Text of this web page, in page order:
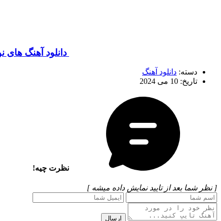
دانلود آهنگ های
دسته: دانلود آهنگ
تاریخ: 10 می 2024
نظرت چیه!
[ نظر شما بعد از تایید نمایش داده میشه ]
ارسال